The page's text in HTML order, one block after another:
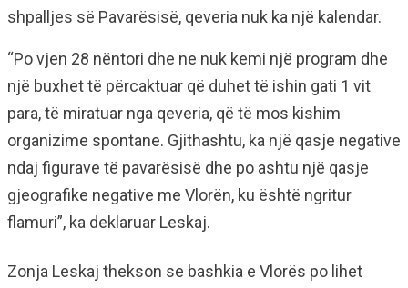
shpalljes së Pavarësisë, qeveria nuk ka një kalendar.
“Po vjen 28 nëntori dhe ne nuk kemi një program dhe
një buxhet të përcaktuar që duhet të ishin gati 1 vit
para, të miratuar nga qeveria, që të mos kishim
organizime spontane. Gjithashtu, ka një qasje negative
ndaj figurave të pavarësisë dhe po ashtu një qasje
gjeografike negative me Vlorën, ku është ngritur
flamuri”, ka deklaruar Leskaj.
Zonja Leskaj thekson se bashkia e Vlorës po lihet